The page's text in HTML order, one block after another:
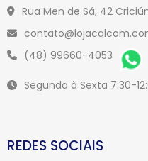
Rua Men de Sá, 42
(48) 99660-4053
Segunda à Sexta 7:30-
REDES SOCIAIS